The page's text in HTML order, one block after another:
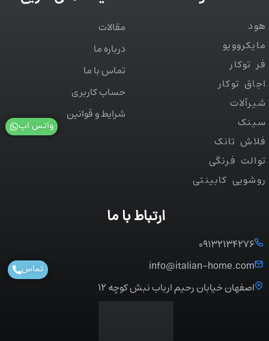
هود
مایکروویو
فر توکار
اجاق توکار
شیرآلات
سینک
فلاش تانک
توالت فرنگی
روشویی کابینتی
مقالات
درباره ما
تماس با ما
حساب کاربری
شرایط و قوانین
ارتباط با ما
۰۹۱۳۲۱۳۴۲۷۶
info@italian-home.com
اصفهان خیابان رحیم ارباب نبش کوچه ۱۲
تماس
واتس اپ